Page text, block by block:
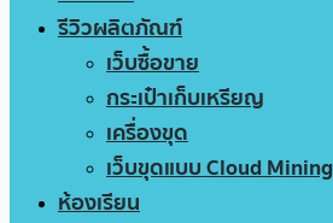
รีวิวผลิตภัณฑ์
เว็บซื้อขาย
กระเป๋าเก็บเหรียญ
เครื่องขุด
เว็บขุดแบบ Cloud Mining
ห้องเรียน